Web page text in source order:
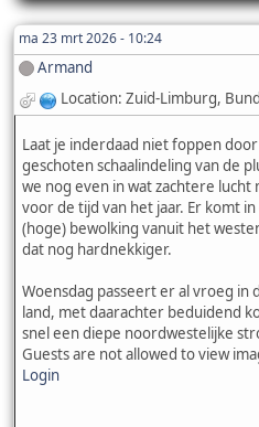
ma 23 mrt 2026 - 10:24
Armand
Location: Zuid-Limburg,
Laat je inderdaad niet foppen
geschoten schaalindeling van de
we nog even in wat zachtere
voor de tijd van het jaar. Er komt
(hoge) bewolking vanuit het
dat nog hardnekkiger.
Woensdag passeert er al vroeg
land, met daarachter beduidend
snel een diepe noordwestelijke
Guests are not allowed to view
Login